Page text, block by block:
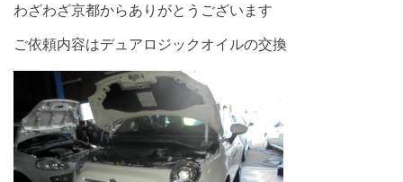
わざわざ京都からありがとうございます
ご依頼内容はデュアロジックオイルの交換